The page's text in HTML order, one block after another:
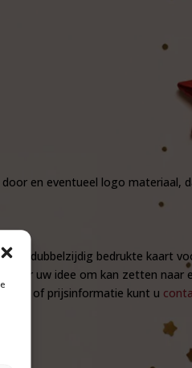
en eventueel logo materiaal,
dubbelzijdig bedrukte kaart
er uw idee om kan zetten naar
of prijsinformatie kunt u